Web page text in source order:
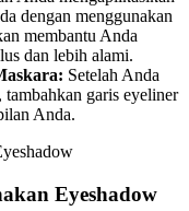
dengan menggunakan
membantu Anda
dan lebih alami.
Setelah Anda
tambahkan garis eyeliner
Anda.
Eyeshadow